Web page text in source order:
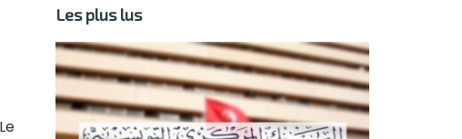
Les plus lus